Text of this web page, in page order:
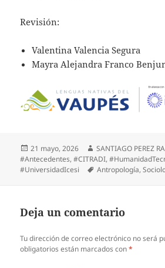
Revisión:
Valentina Valencia Segura
Mayra Alejandra Franco
21 mayo, 2026
SANTIAGO PEREZ
#Antecedentes,#CITRADI,
#UniversidadIcesi
Antropología,
Deja un comentario
Tu dirección de correo electrónico no será
obligatorios están marcados con*